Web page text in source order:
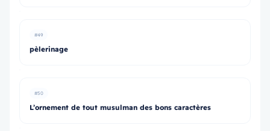
#49
pèlerinage
#50
L’ornement de tout musulman des bons caractères